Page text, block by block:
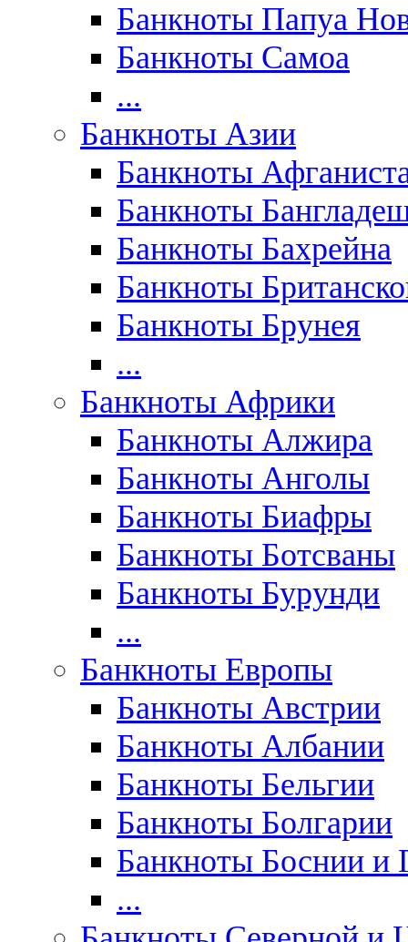
Банкноты Папуа
Банкноты Самоа
...
Банкноты Азии
Банкноты
Банкноты
Банкноты Бахрейна
Банкноты
Банкноты Брунея
...
Банкноты Африки
Банкноты Алжира
Банкноты Анголы
Банкноты Биафры
Банкноты Ботсваны
Банкноты Бурунди
...
Банкноты Европы
Банкноты Австрии
Банкноты Албании
Банкноты Бельгии
Банкноты Болгарии
Банкноты Боснии и
...